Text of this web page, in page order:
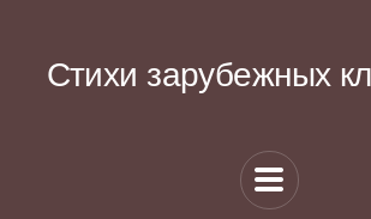
Стихи зарубежных